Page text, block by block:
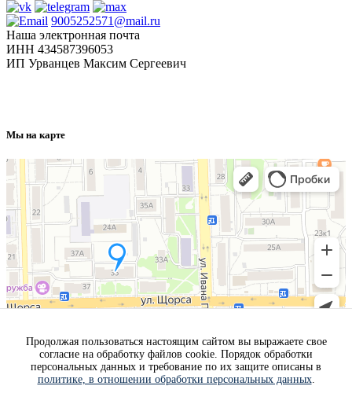
9005252571@mail.ru
Наша электронная почта
ИНН 434587396053
ИП Урванцев Максим Сергеевич
Мы на карте
Продолжая пользоваться настоящим сайтом вы выражаете свое
согласие на обработку файлов cookie. Порядок обработки
персональных данных и требование по их защите описаны в
политике, в отношении обработки персональных данных.